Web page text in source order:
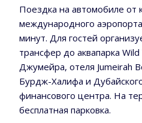
Поездка на автомобиле от
международного
минут. Для гостей
трансфер до аквапарка
Джумейра, отеля Jumeirah
Бурдж-Халифа и
финансового центра. На
бесплатная парковка.